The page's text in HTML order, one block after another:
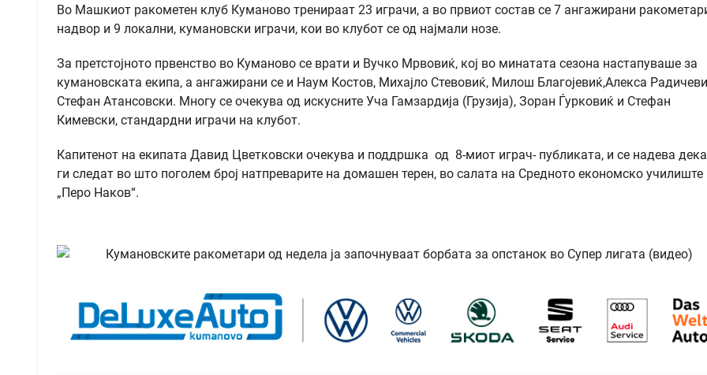
Во Машкиот ракометен клуб Куманово тренираат 23 играчи, а во првиот состав се 7 ангажирани
надвор и 9 локални, кумановски играчи, кои во клубот се од најмали нозе.
За претстојното првенство во Куманово се врати и Вучко Мрвовиќ, кој во минатата сезона настапуваше за
кумановската екипа, а ангажирани се и Наум Костов, Михајло Стевовиќ, Милош Благојевиќ,Алекса
Стефан Атансовски. Многу се очекува од искусните Уча Гамзардија (Грузија), Зоран Ѓурковиќ и Стефан
Кимевски, стандардни играчи на клубот.
Капитенот на екипата Давид Цветковски очекува и поддршка од 8-миот играч- публиката, и се надева
ги следат во што поголем број натпреварите на домашен терен, во салата на Средното економско училиште
„Перо Наков“.